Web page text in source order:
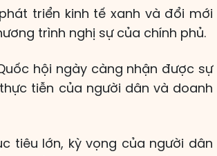
triển kinh tế xanh và đổi mới
trình nghị sự của chính phủ.
hội ngày càng nhận được sự
tiễn của người dân và doanh
tiêu lớn, kỳ vọng của người dân